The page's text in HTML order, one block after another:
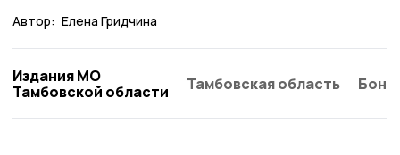
Автор: Елена Гридчина
Издания МО
Тамбовской области
Тамбовская область